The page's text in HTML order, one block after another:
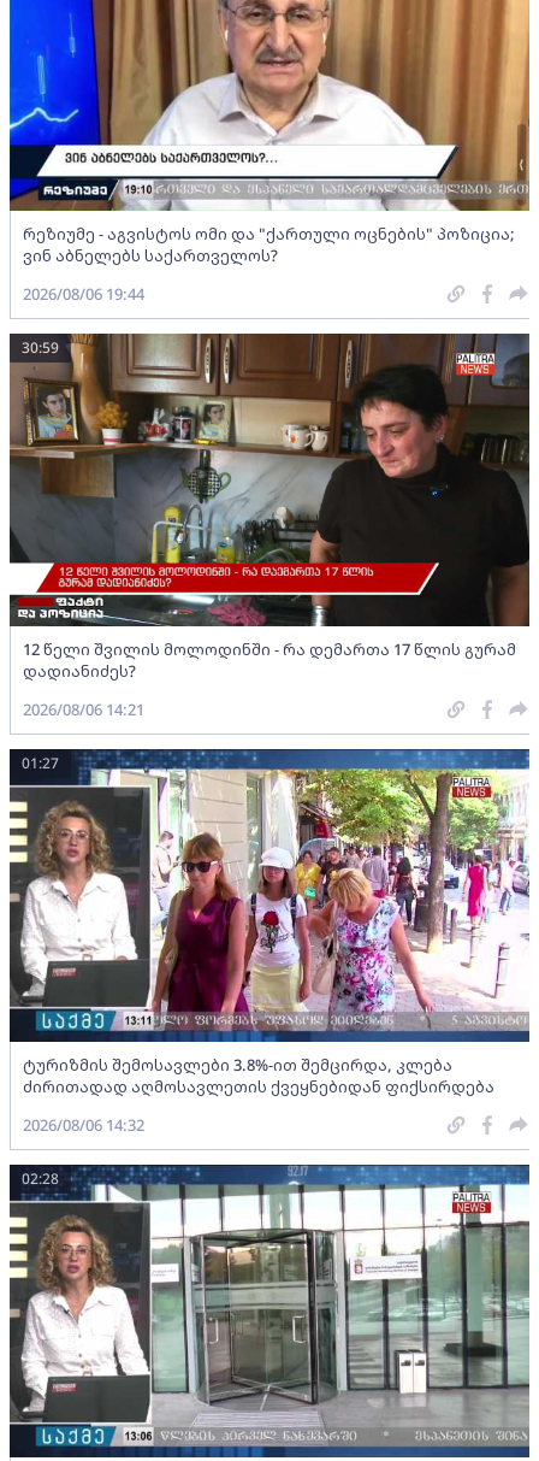
რეზიუმე - აგვისტოს ომი და "ქართული ოცნების" პოზიცია;
ვინ აბნელებს საქართველოს?
2026/08/06 19:44
12 წელი შვილის მოლოდინში - რა დემართა 17 წლის გურამ
დადიანიძეს?
30:59
2026/08/06 14:21
ტურიზმის შემოსავლები 3.8%-ით შემცირდა, კლება
ძირითადად აღმოსავლეთის ქვეყნებიდან ფიქსირდება
01:27
2026/08/06 14:32
02:28